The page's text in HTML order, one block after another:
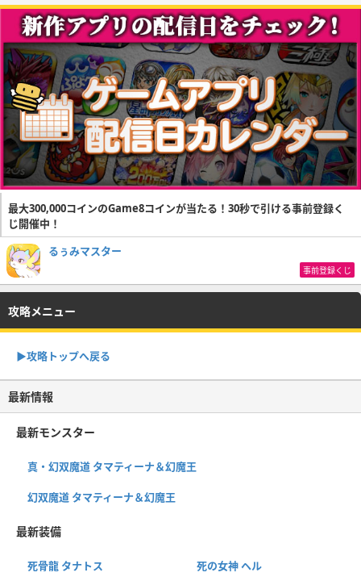
最大300,000コインのGame8コインが当たる！30秒で引ける事前登録く
じ開催中！
るぅみマスター
事前登録くじ
攻略メニュー
▶︎攻略トップへ戻る
最新情報
最新モンスター
真・幻双魔道 タマティーナ＆幻魔王
幻双魔道 タマティーナ＆幻魔王
最新装備
死骨龍 タナトス 死の女神 ヘル